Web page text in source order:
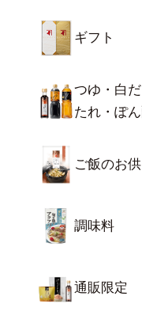
ギフト
つゆ・白
たれ・ぽ
ご飯のお
調味料
通販限定